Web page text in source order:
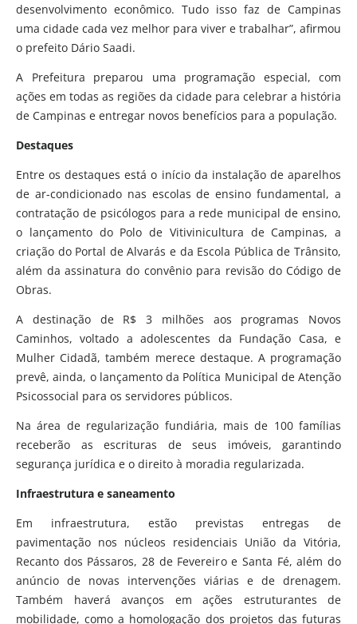
desenvolvimento econômico. Tudo isso faz de Campinas
uma cidade cada vez melhor para viver e trabalhar”, afirmou
o prefeito Dário Saadi.
A Prefeitura preparou uma programação especial, com
ações em todas as regiões da cidade para celebrar a história
de Campinas e entregar novos benefícios para a população.
Destaques
Entre os destaques está o início da instalação de aparelhos
de ar-condicionado nas escolas de ensino fundamental, a
contratação de psicólogos para a rede municipal de ensino,
o lançamento do Polo de Vitivinicultura de Campinas, a
criação do Portal de Alvarás e da Escola Pública de Trânsito,
além da assinatura do convênio para revisão do Código de
Obras.
A destinação de R$ 3 milhões aos programas Novos
Caminhos, voltado a adolescentes da Fundação Casa, e
Mulher Cidadã, também merece destaque. A programação
prevê, ainda, o lançamento da Política Municipal de Atenção
Psicossocial para os servidores públicos.
Na área de regularização fundiária, mais de 100 famílias
receberão as escrituras de seus imóveis, garantindo
segurança jurídica e o direito à moradia regularizada.
Infraestrutura e saneamento
Em infraestrutura, estão previstas entregas de
pavimentação nos núcleos residenciais União da Vitória,
Recanto dos Pássaros, 28 de Fevereiro e Santa Fé, além do
anúncio de novas intervenções viárias e de drenagem.
Também haverá avanços em ações estruturantes de
mobilidade, como a homologação dos projetos das futuras